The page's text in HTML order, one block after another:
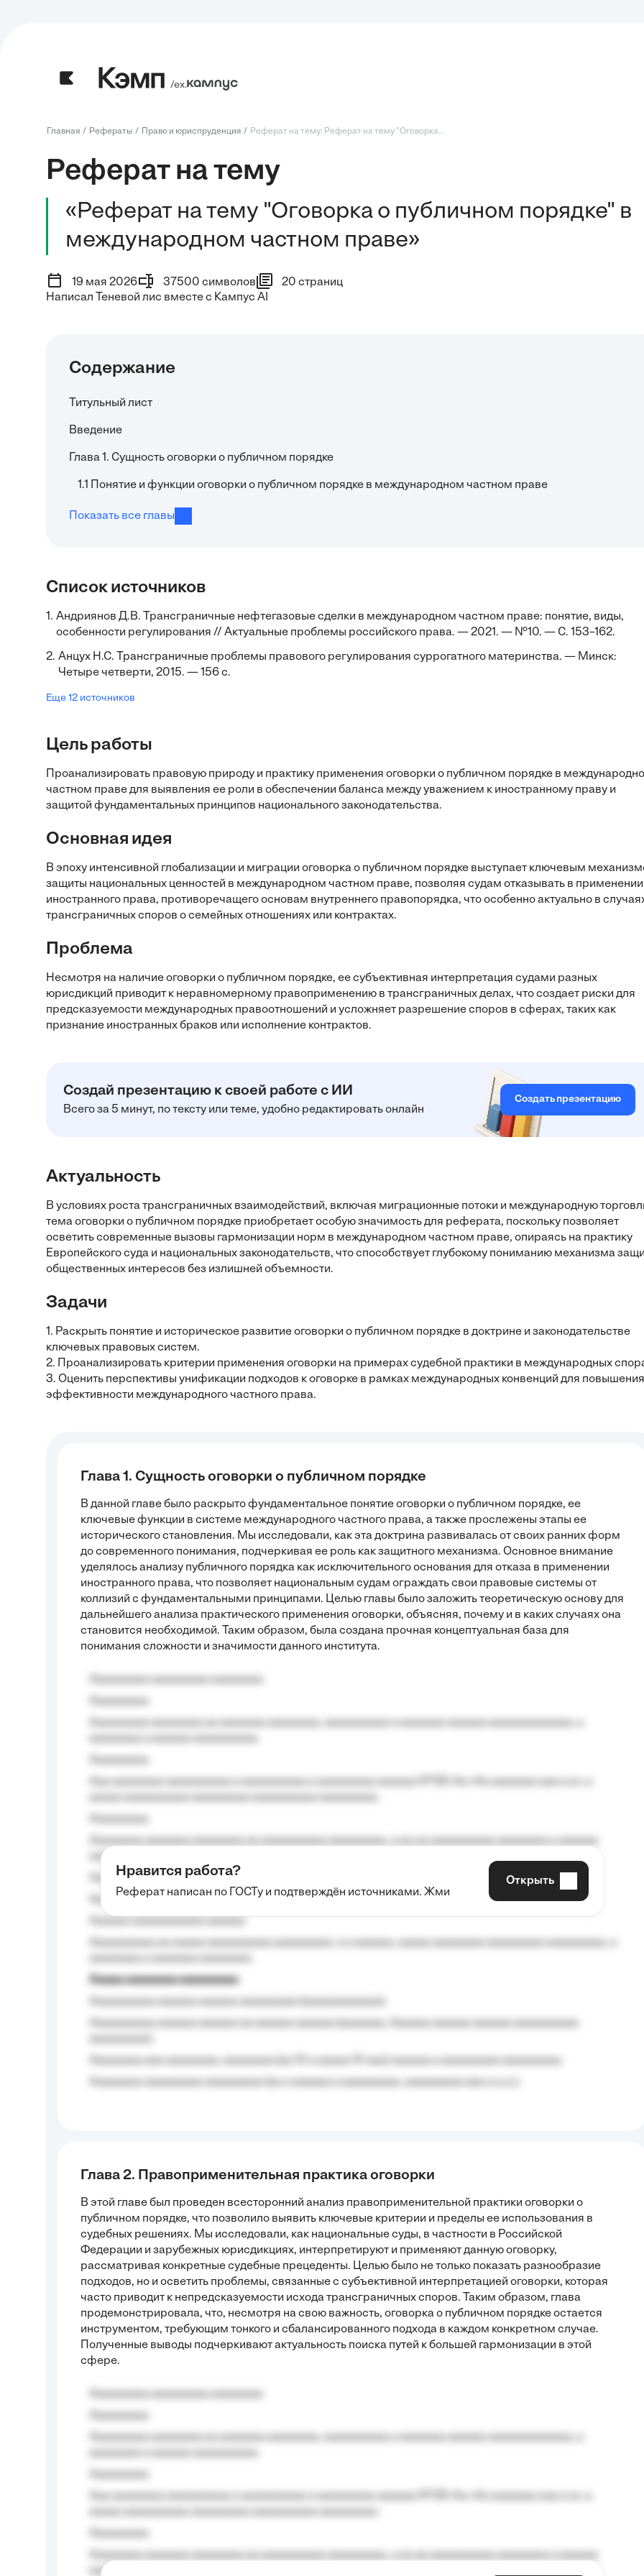
/ех.
Главная Рефераты Право и юриспруденция Реферат на тему: Реферат на тему "Оговорка...
Реферат на тему
«Реферат на тему "Оговорка о публичном порядке" в
международном частном праве»
19 мая 2026 37500 символов
20 страниц
Написал Теневой лис вместе с Кампус AI
Содержание
Титульный лист
Введение
Глава 1. Сущность оговорки о публичном порядке
1.1 Понятие и функции оговорки о публичном порядке в международном частном праве
Показать все главы
Список источников
1. Андриянов Д.В. Трансграничные нефтегазовые сделки в международном частном праве: понятие, виды,
особенности регулирования // Актуальные проблемы российского права. — 2021. — №10. — С. 153–162.
2. Анцух Н.С. Трансграничные проблемы правового регулирования суррогатного материнства. — Минск:
Четыре четверти, 2015. — 156 с.
Еще 12 источников
Цель работы
Проанализировать правовую природу и практику применения оговорки о публичном порядке в
частном праве для выявления ее роли в обеспечении баланса между уважением к иностранному праву и
защитой фундаментальных принципов национального законодательства.
Основная идея
В эпоху интенсивной глобализации и миграции оговорка о публичном порядке выступает ключевым
защиты национальных ценностей в международном частном праве, позволяя судам отказывать в применении
иностранного права, противоречащего основам внутреннего правопорядка, что особенно актуально в
трансграничных споров о семейных отношениях или контрактах.
Проблема
Несмотря на наличие оговорки о публичном порядке, ее субъективная интерпретация судами разных
юрисдикций приводит к неравномерному правоприменению в трансграничных делах, что создает риски для
предсказуемости международных правоотношений и усложняет разрешение споров в сферах, таких как
признание иностранных браков или исполнение контрактов.
Создай презентацию к своей работе с ИИ
Всего за 5 минут, по тексту или теме, удобно редактировать онлайн
Создать презентацию
Актуальность
В условиях роста трансграничных взаимодействий, включая миграционные потоки и международную
тема оговорки о публичном порядке приобретает особую значимость для реферата, поскольку позволяет
осветить современные вызовы гармонизации норм в международном частном праве, опираясь на практику
Европейского суда и национальных законодательств, что способствует глубокому пониманию механизма
общественных интересов без излишней объемности.
Задачи
1. Раскрыть понятие и историческое развитие оговорки о публичном порядке в доктрине и законодательстве
ключевых правовых систем.
2. Проанализировать критерии применения оговорки на примерах судебной практики в международных
3. Оценить перспективы унификации подходов к оговорке в рамках международных конвенций для повышения
эффективности международного частного права.
Глава 1. Сущность оговорки о публичном порядке
В данной главе было раскрыто фундаментальное понятие оговорки о публичном порядке, ее
ключевые функции в системе международного частного права, а также прослежены этапы ее
исторического становления. Мы исследовали, как эта доктрина развивалась от своих ранних форм
до современного понимания, подчеркивая ее роль как защитного механизма. Основное внимание
уделялось анализу публичного порядка как исключительного основания для отказа в применении
иностранного права, что позволяет национальным судам ограждать свои правовые системы от
коллизий с фундаментальными принципами. Целью главы было заложить теоретическую основу для
дальнейшего анализа практического применения оговорки, объясняя, почему и в каких случаях она
становится необходимой. Таким образом, была создана прочная концептуальная база для
понимания сложности и значимости данного института.
aaaa aaaa.
Aaaaaaaaa
Aaaaaaaaaa aa aaa aaaaaaaaa, a aaa aaaaaaaaaa aaa, a aaaaaaaaaa, aaaaaa aaaaaa a aaaaaa.
Aaaaa aaaaaaaa aaaaaaaaa
Нравится работа?
Реферат написан по ГОСТу и подтверждён источниками. Жми
Открыть
Глава 2. Правоприменительная практика оговорки
В этой главе был проведен всесторонний анализ правоприменительной практики оговорки о
публичном порядке, что позволило выявить ключевые критерии и пределы ее использования в
судебных решениях. Мы исследовали, как национальные суды, в частности в Российской
Федерации и зарубежных юрисдикциях, интерпретируют и применяют данную оговорку,
рассматривая конкретные судебные прецеденты. Целью было не только показать разнообразие
подходов, но и осветить проблемы, связанные с субъективной интерпретацией оговорки, которая
часто приводит к непредсказуемости исхода трансграничных споров. Таким образом, глава
продемонстрировала, что, несмотря на свою важность, оговорка о публичном порядке остается
инструментом, требующим тонкого и сбалансированного подхода в каждом конкретном случае.
Полученные выводы подчеркивают актуальность поиска путей к большей гармонизации в этой
сфере.
aaaa aaaa.